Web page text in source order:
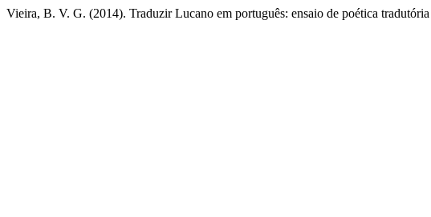
Vieira, B. V. G. (2014). Traduzir Lucano em português: ensaio de poética